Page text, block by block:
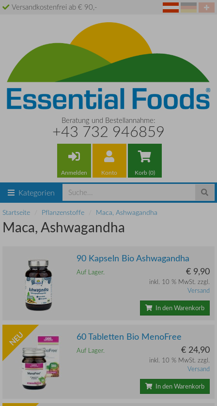
Versandkostenfrei ab € 90,-
Beratung und Bestellannahme:
+43 732 946859
Anmelden Konto Korb (0)
Kategorien
Startseite Pflanzenstoffe Maca, Ashwagandha
Maca, Ashwagandha
90 Kapseln Bio Ashwagandha
Auf Lager. € 9,90
inkl. 10 % MwSt. zzgl.
Versand
In den Warenkorb
NEU 60 Tabletten Bio MenoFree
Auf Lager. € 24,90
inkl. 10 % MwSt. zzgl.
Versand
In den Warenkorb